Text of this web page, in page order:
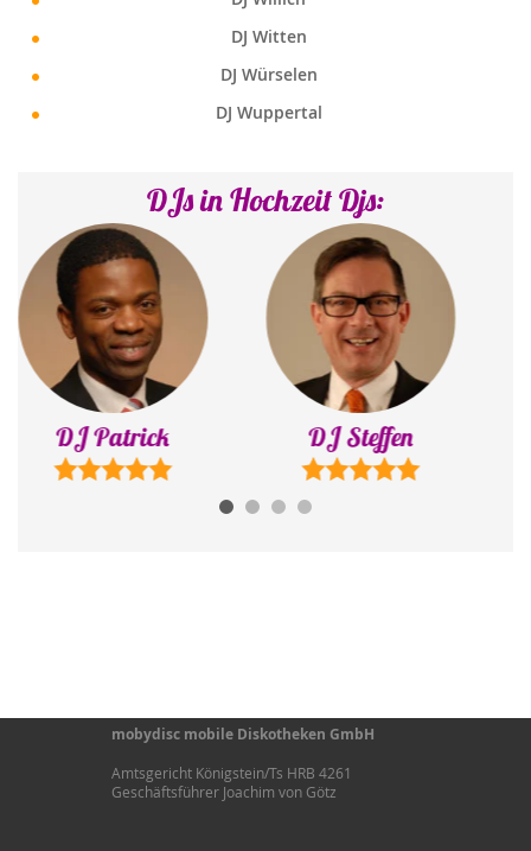
DJ Witten
DJ Würselen
DJ Wuppertal
DJs in Hochzeit Djs:
DJ Steffen DJ Konstantin
mobydisc mobile Diskotheken GmbH
Amtsgericht Königstein/Ts HRB 4261
Geschäftsführer Joachim von Götz